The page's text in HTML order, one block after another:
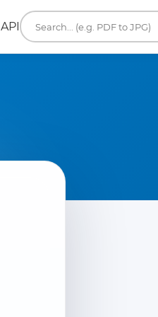
API